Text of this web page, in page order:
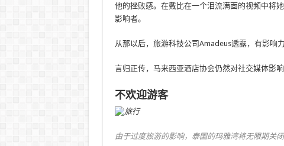
他的挫败感。在戴比在一个泪流满面的视频中将
影响者。
从那以后，旅游科技公司Amadeus透露，有影响
言归正传，马来西亚酒店协会仍然对社交媒体影响
不欢迎游客
由于过度旅游的影响，泰国的玛雅湾将无限期关